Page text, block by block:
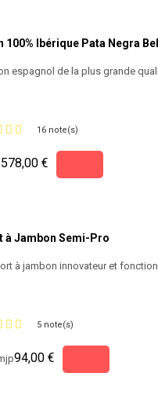
100% Ibérique Pata Negra
espagnol de la plus grande
16 note(s)
578,00 €
à Jambon Semi-Pro
à jambon innovateur et
5 note(s)
94,00 €